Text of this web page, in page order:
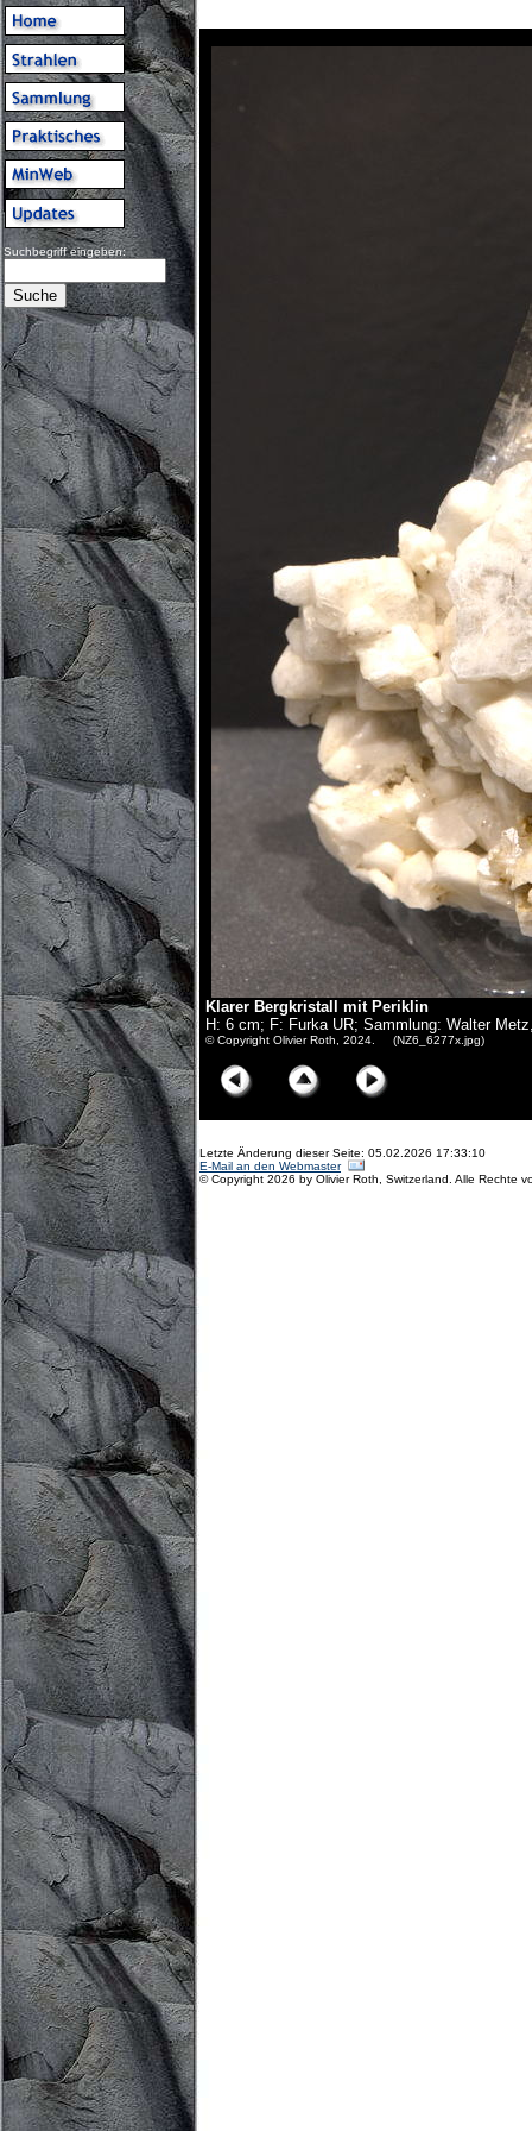
Suchbegriff eingeben:
Klarer Bergkristall mit Periklin
H: 6 cm; F: Furka UR; Sammlung: Walter
© Copyright Olivier Roth, 2024. (NZ6_6277x.jpg)
Letzte Änderung dieser Seite: 05.02.2026 17:33:10
E-Mail an den Webmaster
© Copyright 2026 by Olivier Roth, Switzerland. Alle Rechte